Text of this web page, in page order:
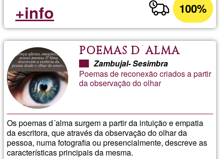
100%
+info
POEMAS D´ALMA
Zambujal- Sesimbra
Poemas de reconexão criados a partir
da observação do olhar
Os poemas d´alma surgem a partir da intuição e empatia
da escritora, que através da observação do olhar da
pessoa, numa fotografia ou presencialmente, descreve as
características principais da mesma.